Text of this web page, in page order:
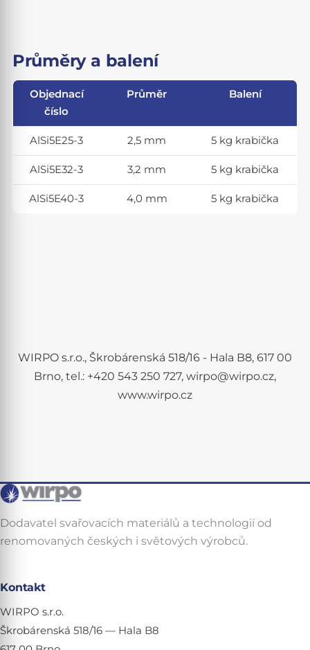
Průměry a balení
Objednací
číslo
Průměr Balení
AlSi5E25-3 2,5 mm 5 kg krabička
AlSi5E32-3 3,2 mm 5 kg krabička
AlSi5E40-3 4,0 mm 5 kg krabička
WIRPO s.r.o., Škrobárenská 518/16 - Hala B8, 617 00
Brno, tel.: +420 543 250 727, wirpo@wirpo.cz,
www.wirpo.cz
Dodavatel svařovacích materiálů a technologií od
renomovaných českých i světových výrobců.
Kontakt
WIRPO s.r.o.
Škrobárenská 518/16 — Hala B8